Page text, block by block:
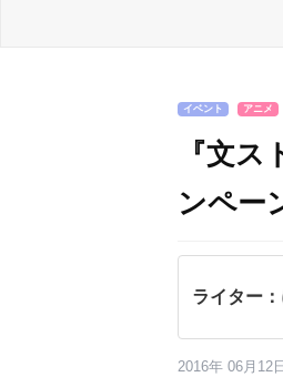
イベント アニメ
『文
ンペー
ライター
2016年 06月12日